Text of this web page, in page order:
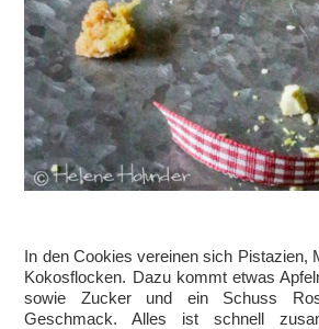
In den Cookies vereinen sich Pistazien,
Kokosflocken. Dazu kommt etwas
sowie Zucker und ein Schuss
Geschmack. Alles ist schnell